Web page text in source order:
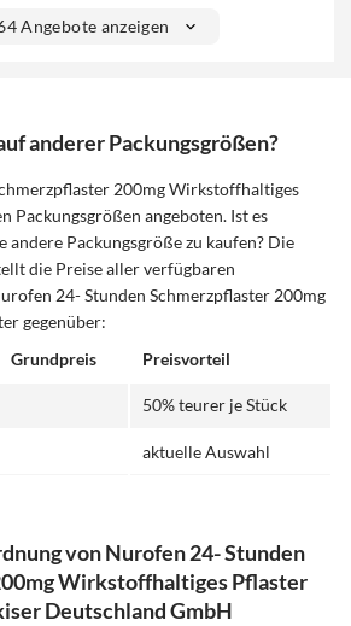
Angebote anzeigen
anderer Packungsgrößen?
200mg Wirkstoffhaltiges
Packungsgrößen angeboten. Ist es
andere Packungsgröße zu kaufen? Die
die Preise aller verfügbaren
24- Stunden Schmerzpflaster 200mg
gegenüber:
Grundpreis Preisvorteil
50% teurer je Stück
aktuelle Auswahl
von Nurofen 24- Stunden
Wirkstoffhaltiges Pflaster
Deutschland GmbH